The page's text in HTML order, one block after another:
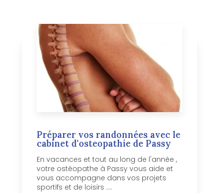
Préparer vos randonnées avec le
cabinet d'osteopathie de Passy
En vacances et tout au long de l'année ,
votre ostéopathe à Passy vous aide et
vous accompagne dans vos projets
sportifs et de loisirs ....